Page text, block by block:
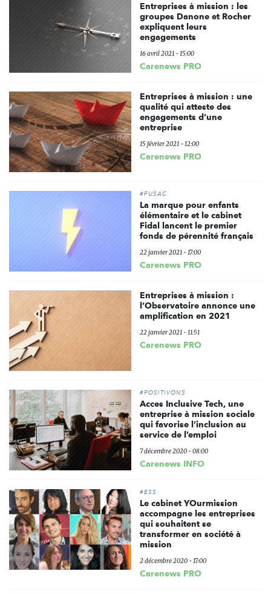
Entreprises à mission : les
groupes Danone et Rocher
expliquent leurs
engagements
16 avril 2021 - 15:00
Carenews PRO
Entreprises à mission : une
qualité qui atteste des
engagements d’une
entreprise
15 février 2021 - 12:00
Carenews PRO
#FUSAC
La marque pour enfants
élémentaire et le cabinet
Fidal lancent le premier
fonds de pérennité français
22 janvier 2021 - 17:00
Carenews PRO
Entreprises à mission :
l’Observatoire annonce une
amplification en 2021
22 janvier 2021 - 11:51
Carenews PRO
#POSITIVONS
Acces Inclusive Tech, une
entreprise à mission sociale
qui favorise l’inclusion au
service de l’emploi
7 décembre 2020 - 08:00
Carenews INFO
#ESS
Le cabinet YOurmission
accompagne les entreprises
qui souhaitent se
transformer en société à
mission
2 décembre 2020 - 17:00
Carenews PRO